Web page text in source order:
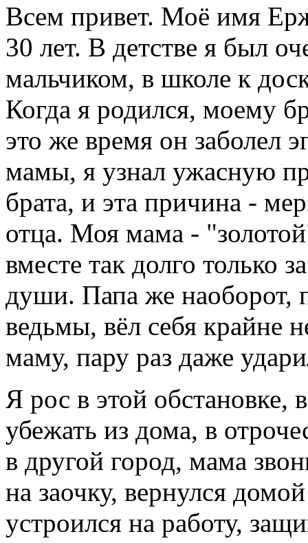
Всем привет. Моё имя
30 лет. В детстве я был
мальчиком, в школе к
Когда я родился, моему
это же время он заболел
мамы, я узнал ужасную
брата, и эта причина -
отца. Моя мама -
вместе так долго только
души. Папа же наоборот,
ведьмы, вёл себя крайне
маму, пару раз даже
Я рос в этой обстановке,
убежать из дома, в
в другой город, мама
на заочку, вернулся
устроился на работу,